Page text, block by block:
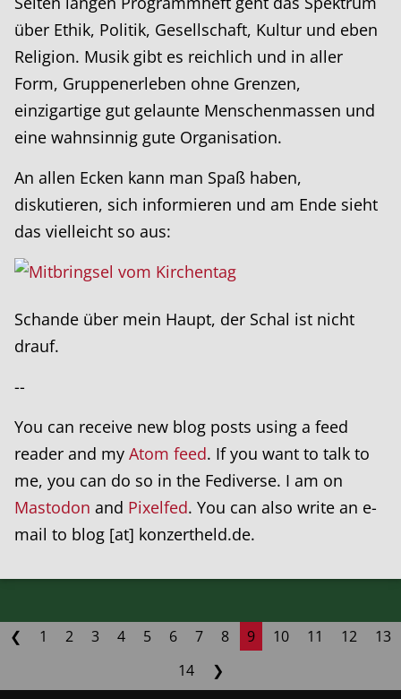
über Ethik, Politik, Gesellschaft, Kultur und eben
Religion. Musik gibt es reichlich und in aller
Form, Gruppenerleben ohne Grenzen,
einzigartige gut gelaunte Menschenmassen und
eine wahnsinnig gute Organisation.
An allen Ecken kann man Spaß haben,
diskutieren, sich informieren und am Ende sieht
das vielleicht so aus:
Schande über mein Haupt, der Schal ist nicht
drauf.
--
You can receive new blog posts using a feed
reader and my Atom feed. If you want to talk to
me, you can do so in the Fediverse. I am on
Mastodon and Pixelfed. You can also write an e-
mail to blog [at] konzertheld.de.
❮ 1 2 3 4 5 6 7 8 9 10 11 12
13
14
❯